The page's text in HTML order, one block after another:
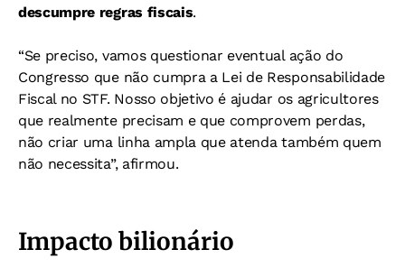
descumpre regras fiscais.
“Se preciso, vamos questionar eventual ação do
Congresso que não cumpra a Lei de Responsabilidade
Fiscal no STF. Nosso objetivo é ajudar os agricultores
que realmente precisam e que comprovem perdas,
não criar uma linha ampla que atenda também quem
não necessita”, afirmou.
Impacto bilionário